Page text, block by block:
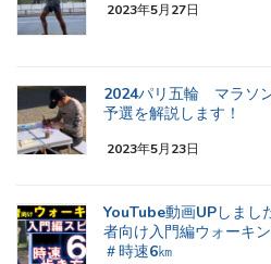
2023年5月27日
2024パリ五輪 マラソ
予選を解説します！
2023年5月23日
YouTube動画UPしま
者向け入門編ウォーキ
＃時速6㎞